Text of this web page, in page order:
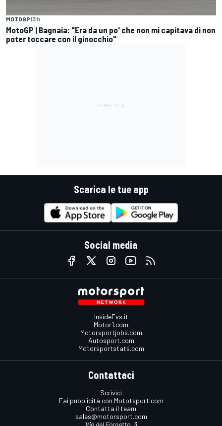
MOTOGP13 h
MotoGP | Bagnaia: "Era da un po' che non mi capitava di non
poter toccare con il ginocchio"
Scarica le tue app
Social media
InsideEvs.it
Motor1.com
Motorsportjobs.com
Autosport.com
Motorsportstats.com
Contattaci
Scrivici
Fai pubblicità con Mototsport.com
Contatta il team
sales@motorsport.com